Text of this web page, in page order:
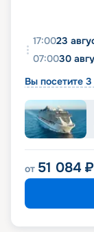
17:0023
07:0030
Вы посетите
от 51 084 ₽